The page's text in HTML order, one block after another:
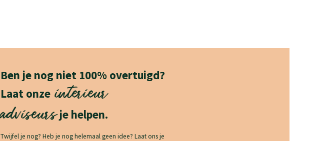
Ben je nog niet 100% overtuigd?
Laat onzeinterieur
adviseurs je helpen.
Twijfel je nog? Heb je nog helemaal geen idee? Laat ons je